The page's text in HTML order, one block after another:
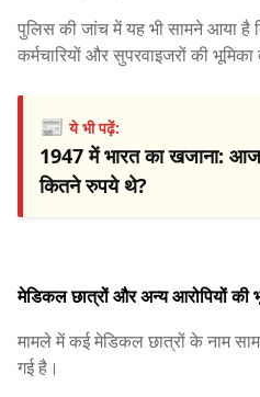
पुलिस की जांच में यह भी सामने आया है
कर्मचारियों और सुपरवाइजरों की
📰ये भी पढ़ें:
1947 में भारत का खजाना:
कितने रुपये थे?
मेडिकल छात्रों और अन्य आरोपियों की
मामले में कई मेडिकल छात्रों के नाम
गई है।